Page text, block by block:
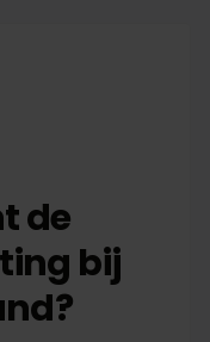
de
bij